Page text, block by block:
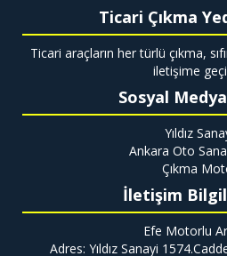
Ticari Çıkma
Ticari araçların her türlü çıkma,
iletişime
Sosyal
Yıldız
Ankara Oto
Çıkma
İletişim
Efe Motorlu
Adres: Yıldız Sanayi